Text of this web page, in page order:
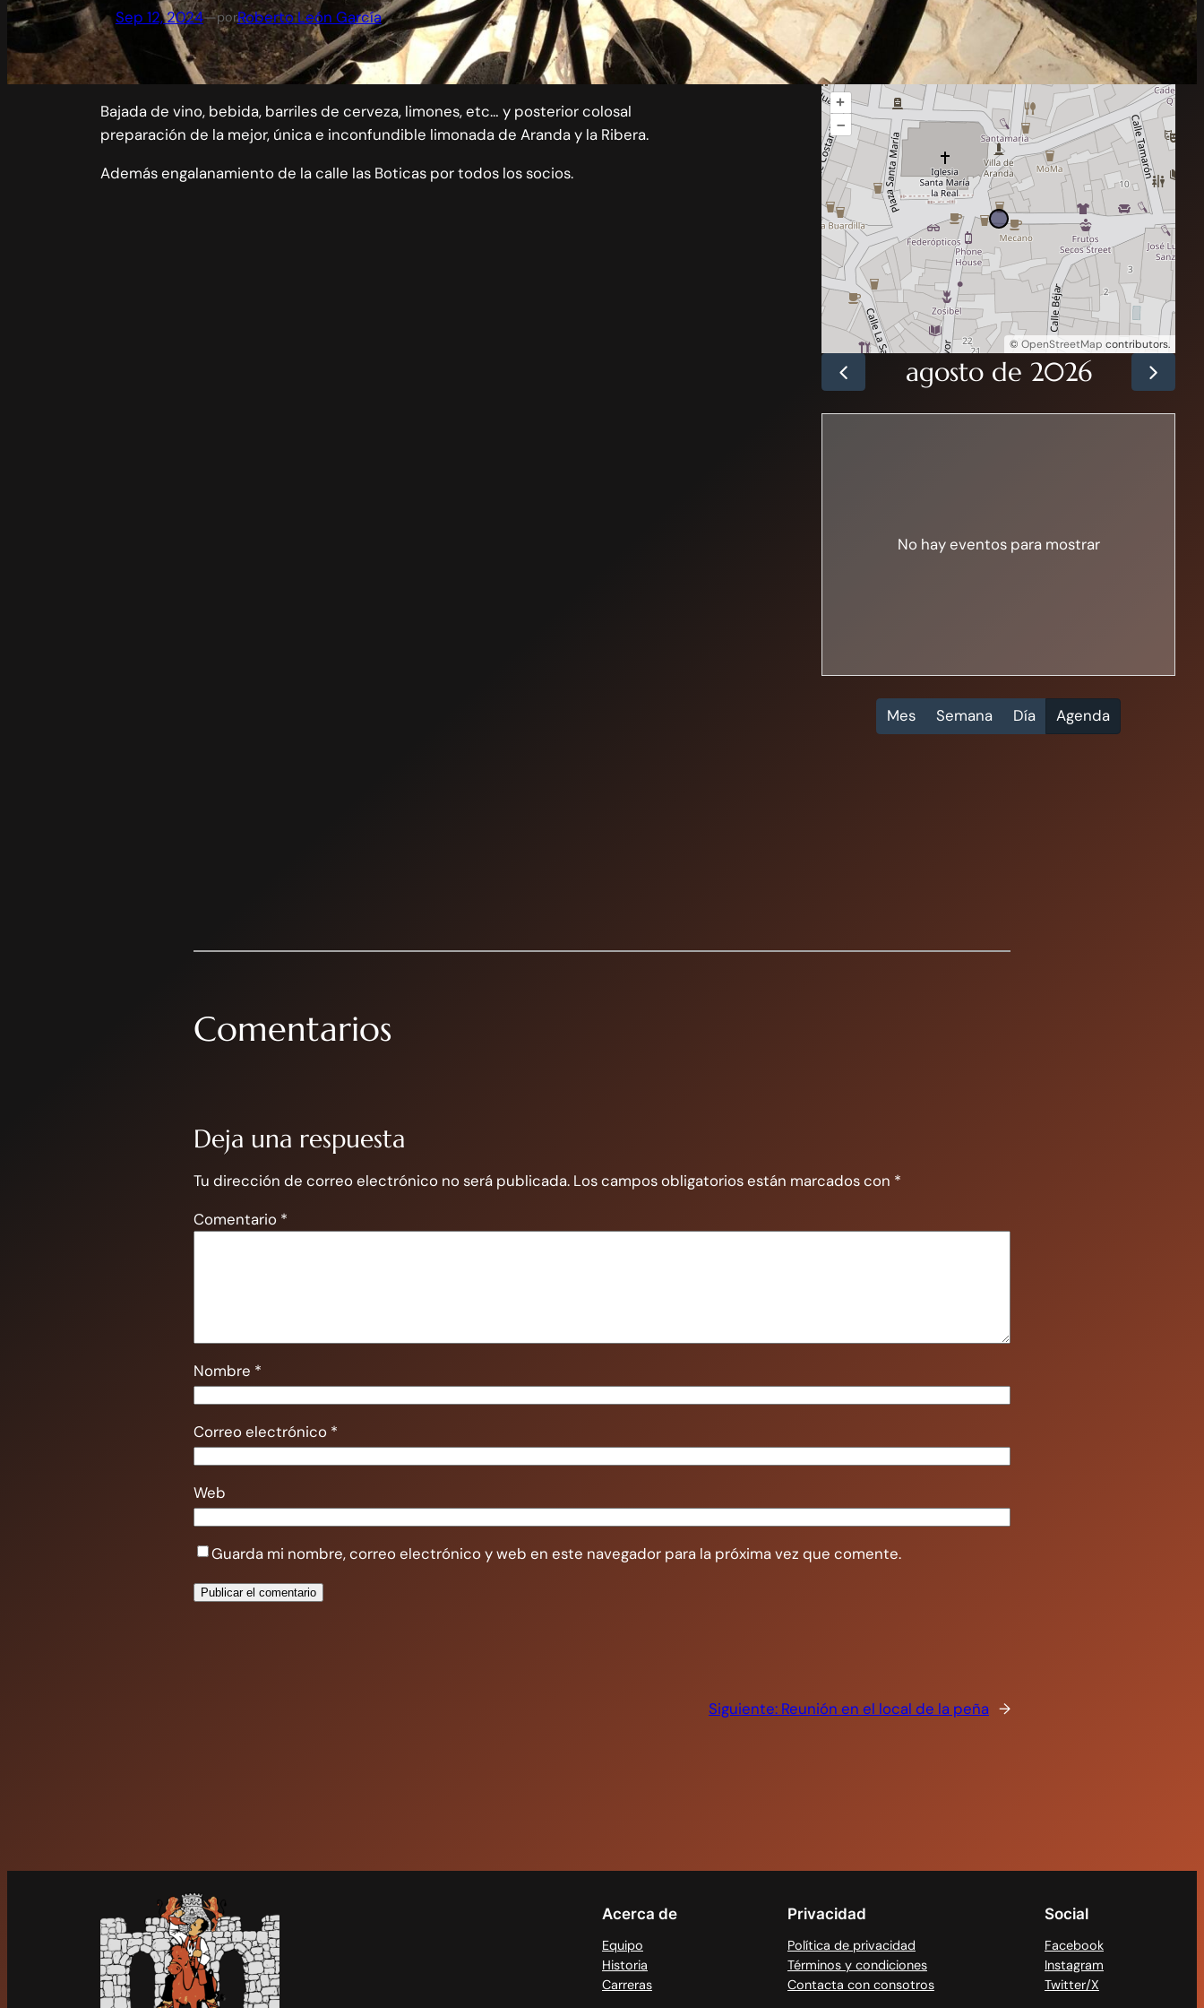
Sep 12, 2024—porRoberto León García
Bajada de vino, bebida, barriles de cerveza, limones, etc… y posterior colosal
preparación de la mejor, única e inconfundible limonada de Aranda y la Ribera.
Además engalanamiento de la calle las Boticas por todos los socios.
+
–
© OpenStreetMap contributors.
agosto de 2026
No hay eventos para mostrar
Mes Semana Día Agenda
Comentarios
Deja una respuesta
Tu dirección de correo electrónico no será publicada. Los campos obligatorios están marcados con *
Comentario *
Nombre *
Correo electrónico *
Web
Guarda mi nombre, correo electrónico y web en este navegador para la próxima vez que comente.
Siguiente: Reunión en el local de la peña →
Acerca de
Equipo
Historia
Carreras
Privacidad
Política de privacidad
Términos y condiciones
Contacta con consotros
Social
Facebook
Instagram
Twitter/X